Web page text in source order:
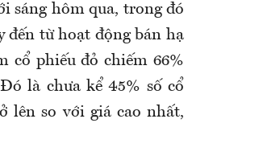
sáng hôm qua, trong đó
đến từ hoạt động bán hạ
cổ phiếu đỏ chiếm 66%
là chưa kể 45% số cổ
lên so với giá cao nhất,